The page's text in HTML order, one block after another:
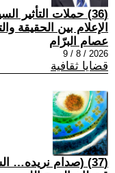
(36) حملات التأثير
الإعلام بين الحقيقة
عصام البرّام
2026 / 8 / 9
قضايا ثقافية
(37) (صدام نريده… السيد خلّ يتكتر)